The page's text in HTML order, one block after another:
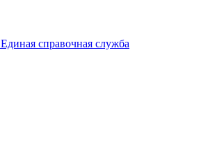
Единая справочная служба